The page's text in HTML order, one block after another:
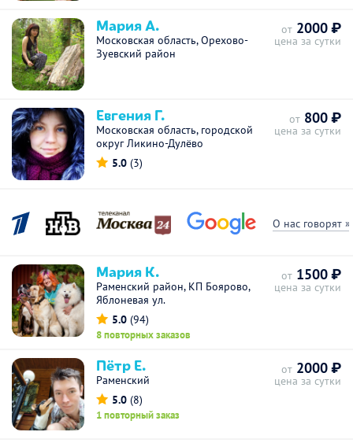
Мария А.
Московская область, Орехово-
Зуевский район
от 2000 ₽
цена за сутки
Евгения Г.
Московская область, городской
округ Ликино-Дулёво
5.0 (3)
от 800 ₽
цена за сутки
О нас говорят »
Мария К.
Раменский район, КП Боярово,
Яблоневая ул.
5.0 (94)
8 повторных заказов
от 1500 ₽
цена за сутки
Пётр Е.
Раменский
5.0 (8)
1 повторный заказ
от 2000 ₽
цена за сутки